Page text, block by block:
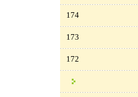
174
173
172